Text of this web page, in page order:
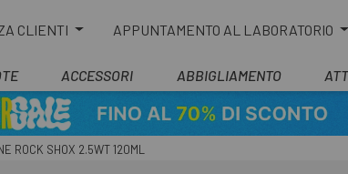
CLIENTI APPUNTAMENTO AL LABORATORIO
ACCESSORI ABBIGLIAMENTO
ROCK SHOX 2.5WT 120ML